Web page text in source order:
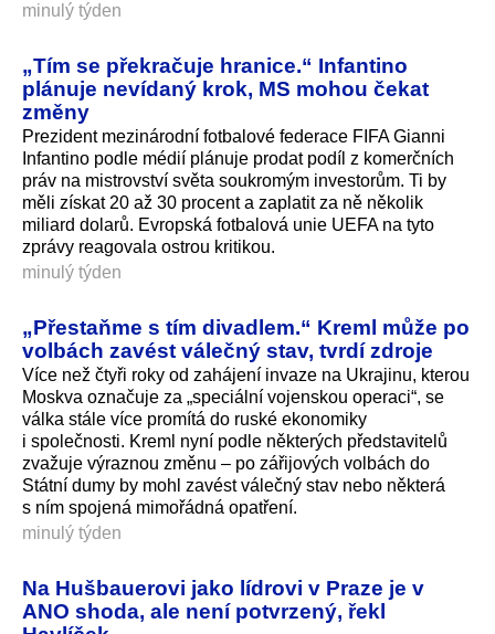
minulý týden
„Tím se překračuje hranice.“ Infantino
plánuje nevídaný krok, MS mohou čekat
změny
Prezident mezinárodní fotbalové federace FIFA Gianni
Infantino podle médií plánuje prodat podíl z komerčních
práv na mistrovství světa soukromým investorům. Ti by
měli získat 20 až 30 procent a zaplatit za ně několik
miliard dolarů. Evropská fotbalová unie UEFA na tyto
zprávy reagovala ostrou kritikou.
minulý týden
„Přestaňme s tím divadlem.“ Kreml může po
volbách zavést válečný stav, tvrdí zdroje
Více než čtyři roky od zahájení invaze na Ukrajinu, kterou
Moskva označuje za „speciální vojenskou operaci“, se
válka stále více promítá do ruské ekonomiky
i společnosti. Kreml nyní podle některých představitelů
zvažuje výraznou změnu – po zářijových volbách do
Státní dumy by mohl zavést válečný stav nebo některá
s ním spojená mimořádná opatření.
minulý týden
Na Hušbauerovi jako lídrovi v Praze je v
ANO shoda, ale není potvrzený, řekl